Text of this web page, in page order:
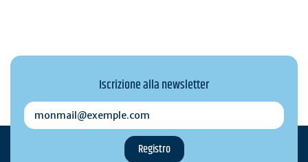
Iscrizione alla newsletter
monmail@exemple.com